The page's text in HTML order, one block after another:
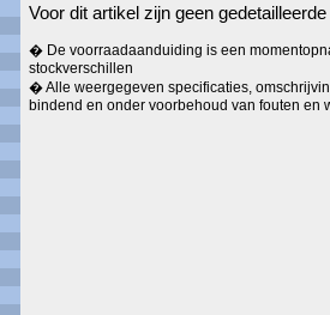
Voor dit artikel zijn geen
� De voorraadaanduiding is een
stockverschillen
� Alle weergegeven specificaties,
bindend en onder voorbehoud van fouten en